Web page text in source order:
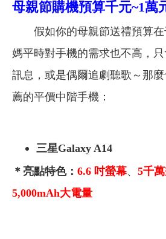
母親節購機預算千元~1萬
假如你的母親節送禮預算在
媽平時對手機的需求也不高，
訊息，或是偶爾追劇聽歌～那
薦的平價中階手機：
三星Galaxy A14
＊亮點特色： 6.6 吋螢幕、 5千
5,000mAh大電量